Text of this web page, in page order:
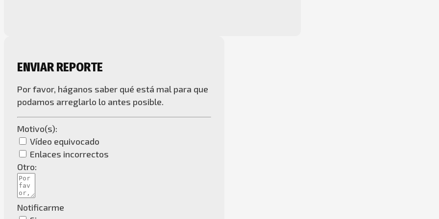
ENVIAR REPORTE
Por favor, háganos saber qué está mal para que
podamos arreglarlo lo antes posible.
Motivo(s):
Vídeo equivocado
Enlaces incorrectos
Otro:
Notificarme